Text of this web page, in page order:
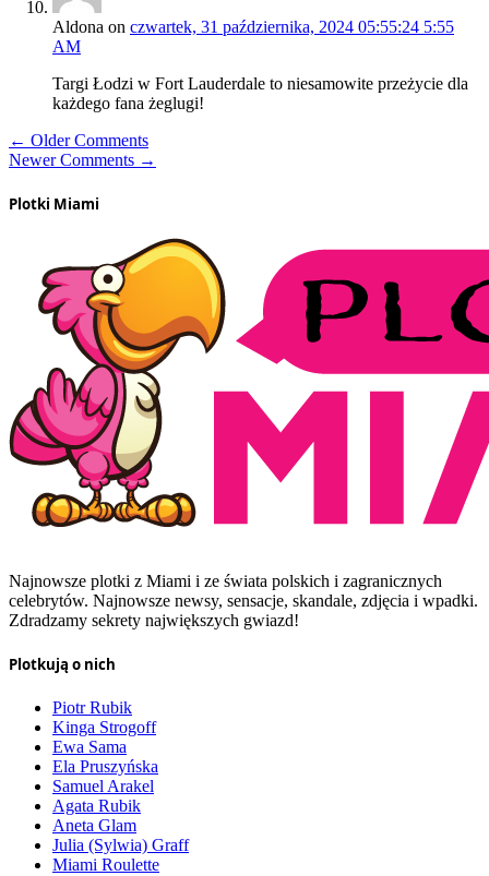
Aldona on czwartek, 31 października, 2024 05:55:24 5:55
AM
Targi Łodzi w Fort Lauderdale to niesamowite przeżycie dla
każdego fana żeglugi!
← Older Comments
Newer Comments →
Plotki Miami
Najnowsze plotki z Miami i ze świata polskich i zagranicznych
celebrytów. Najnowsze newsy, sensacje, skandale, zdjęcia i wpadki.
Zdradzamy sekrety największych gwiazd!
Plotkują o nich
Piotr Rubik
Kinga Strogoff
Ewa Sama
Ela Pruszyńska
Samuel Arakel
Agata Rubik
Aneta Glam
Julia (Sylwia) Graff
Miami Roulette